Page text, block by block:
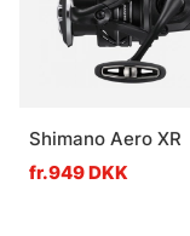
Shimano Aero XR
fr.949 DKK